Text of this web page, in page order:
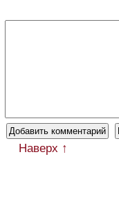
Наверх ↑